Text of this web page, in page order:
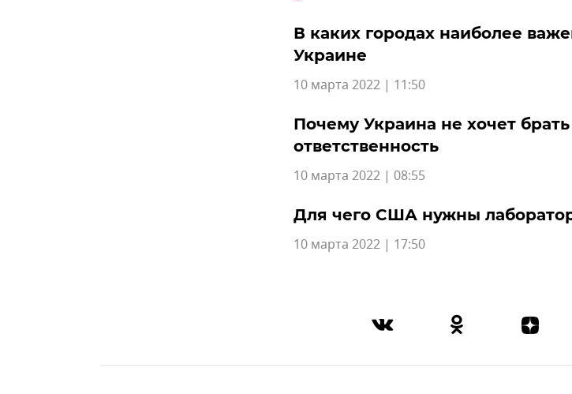
В каких городах наиболее
Украине
10 марта 2022 | 11:50
Почему Украина не хочет
ответственность
10 марта 2022 | 08:55
Для чего США нужны
10 марта 2022 | 17:50